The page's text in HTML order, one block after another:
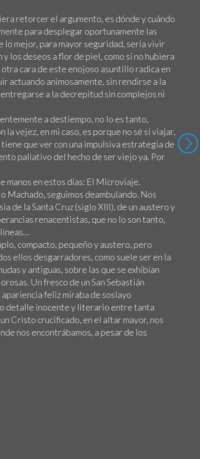
retorcer el argumento, es dónde y cuándo
para desplegar oportunamente las
mejor, para mayor seguridad, sería vivir
los deseos a flor de piel, como si no hubiera
otra cara de este enojoso asuntillo radica en
actuando animosamente, sin rendirse a la
a la decrepitud sin complejos ni
a destiempo, no lo es tanto,
vejez, en mi caso, es porque no sé sí viajar,
que ver con una impulsiva estrategia de
paliativo del hecho de ser viejo ya. Por
manos en estos días: El Microviaje.
Machado, seguimos deambulando. Nos
de la Santa Cruz (siglo XIII), de un austero y
renacentistas, que no lo son tanto,
compacto, pequeño y austero, pero
ellos desgarradores, como suele ser en la
y antiguas, sobre las que se exhibían
Un fresco de un San Sebastián
feliz miraba de soslayo
detalle inocente y literario entre tanta
Cristo crucificado, en el altar mayor, nos
nos encontrábamos, a pesar de los